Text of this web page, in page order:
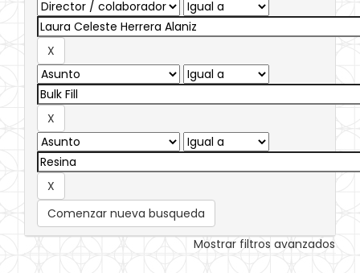
Comenzar nueva busqueda
Mostrar filtros avanzados